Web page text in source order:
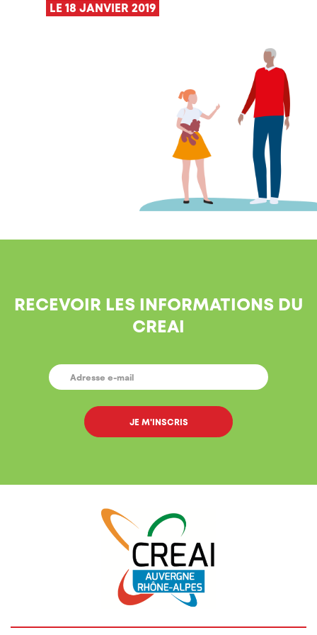
LE 18 JANVIER 2019
RECEVOIR LES INFORMATIONS DU
CREAI
E-
MAIL *